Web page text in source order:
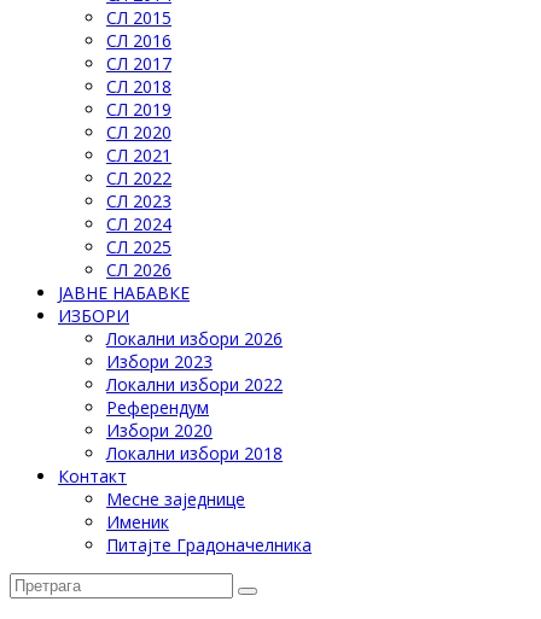
СЛ 2015
СЛ 2016
СЛ 2017
СЛ 2018
СЛ 2019
СЛ 2020
СЛ 2021
СЛ 2022
СЛ 2023
СЛ 2024
СЛ 2025
СЛ 2026
ЈАВНЕ НАБАВКЕ
ИЗБОРИ
Локални избори 2026
Избори 2023
Локални избори 2022
Референдум
Избори 2020
Локални избори 2018
Контакт
Месне заједнице
Именик
Питајте Градоначелника